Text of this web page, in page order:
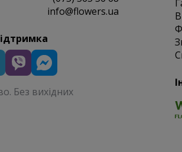
info@flowers.ua
Без вихідних